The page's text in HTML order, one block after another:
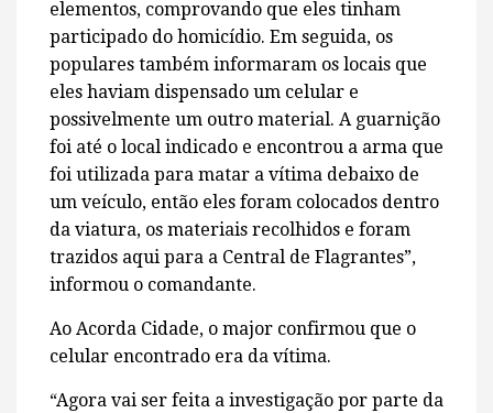
elementos, comprovando que eles tinham
participado do homicídio. Em seguida, os
populares também informaram os locais que
eles haviam dispensado um celular e
possivelmente um outro material. A guarnição
foi até o local indicado e encontrou a arma que
foi utilizada para matar a vítima debaixo de
um veículo, então eles foram colocados dentro
da viatura, os materiais recolhidos e foram
trazidos aqui para a Central de Flagrantes”,
informou o comandante.
Ao Acorda Cidade, o major confirmou que o
celular encontrado era da vítima.
“Agora vai ser feita a investigação por parte da